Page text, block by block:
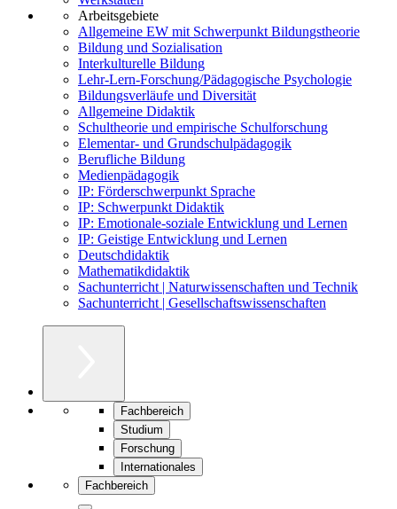
Arbeitsgebiete
Allgemeine EW mit Schwerpunkt Bildungstheorie
Bildung und Sozialisation
Interkulturelle Bildung
Lehr-Lern-Forschung/Pädagogische Psychologie
Bildungsverläufe und Diversität
Allgemeine Didaktik
Schultheorie und empirische Schulforschung
Elementar- und Grundschulpädagogik
Berufliche Bildung
Medienpädagogik
IP: Förderschwerpunkt Sprache
IP: Schwerpunkt Didaktik
IP: Emotionale-soziale Entwicklung und Lernen
IP: Geistige Entwicklung und Lernen
Deutschdidaktik
Mathematikdidaktik
Sachunterricht | Naturwissenschaften und Technik
Sachunterricht | Gesellschaftswissenschaften
Fachbereich
Studium
Forschung
Internationales
Fachbereich